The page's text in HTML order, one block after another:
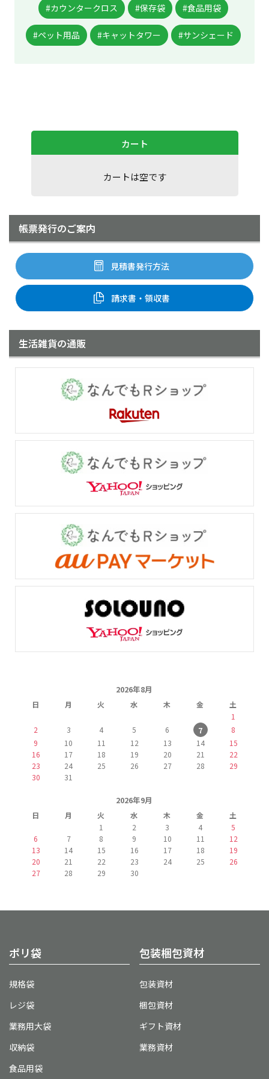
#カウンタークロス #保存袋 #食品用袋
#ペット用品 #キャットタワー #サンシェード
カート
カートは空です
帳票発行のご案内
見積書発行方法
請求書・領収書
生活雑貨の通販
2026年8月
日 月 火 水 木 金
土
1
2
3 4 5 6 7
8
9
10 11 12 13 14
15
16
17 18 19 20 21
22
23
24 25 26 27 28
29
30
31
2026年9月
日 月 火 水 木 金
土
1
2 3 4
5
6
7 8 9 10 11
12
13
14 15 16 17 18
19
20
21 22 23 24 25
26
27
28 29 30
ポリ袋
規格袋
レジ袋
業務用大袋
収納袋
食品用袋
包装梱包資材
包装資材
梱包資材
ギフト資材
業務資材